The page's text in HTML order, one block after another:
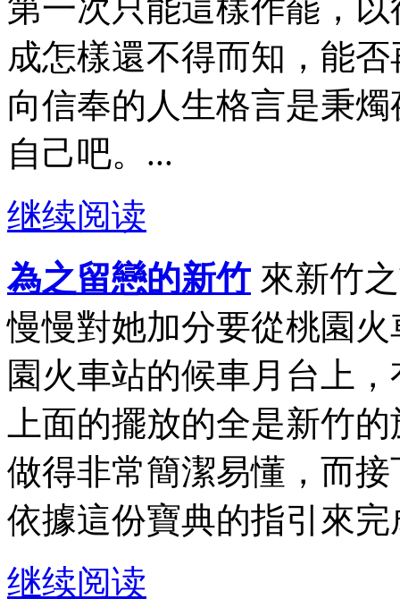
第一次只能這樣作罷，
成怎樣還不得而知，能
向信奉的人生格言是秉
自己吧。...
继续阅读
為之留戀的新竹 來新竹
慢慢對她加分要從桃園
園火車站的候車月台上
上面的擺放的全是新竹
做得非常簡潔易懂，而
依據這份寶典的指引來完
继续阅读